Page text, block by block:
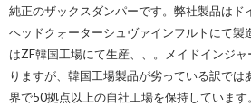
純正のザックスダンパーです。弊社製品はド
ヘッドクォーターシュヴァインフルトにて製
はZF韓国工場にて生産、、。メイドインジ
りますが、韓国工場製品が劣っている訳では
界で50拠点以上の自社工場を保持していま